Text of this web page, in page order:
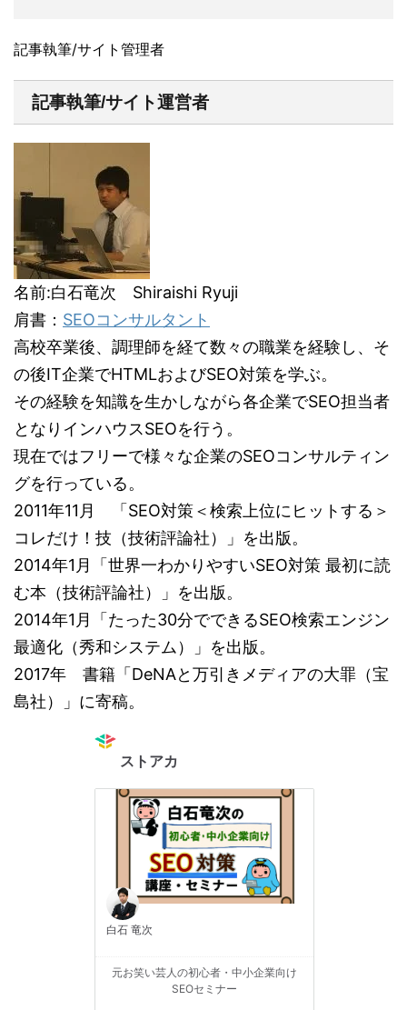
記事執筆/サイト管理者
記事執筆/サイト運営者
名前:白石竜次 Shiraishi Ryuji
肩書： SEOコンサルタント
高校卒業後、調理師を経て数々の職業を経験し、そ
の後IT企業でHTMLおよびSEO対策を学ぶ。
その経験を知識を生かしながら各企業でSEO担当者
となりインハウスSEOを行う。
現在ではフリーで様々な企業のSEOコンサルティン
グを行っている。
2011年11月 「SEO対策＜検索上位にヒットする＞
コレだけ！技（技術評論社）」を出版。
2014年1月「世界一わかりやすいSEO対策 最初に読
む本（技術評論社）」を出版。
2014年1月「たった30分でできるSEO検索エンジン
最適化（秀和システム）」を出版。
2017年 書籍「DeNAと万引きメディアの大罪（宝
島社）」に寄稿。
ストアカ
白石 竜次
元お笑い芸人の初心者・中小企業向け
SEOセミナー